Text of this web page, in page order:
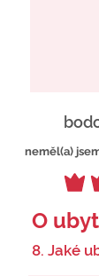
neměl(a)
O
8. Jaké